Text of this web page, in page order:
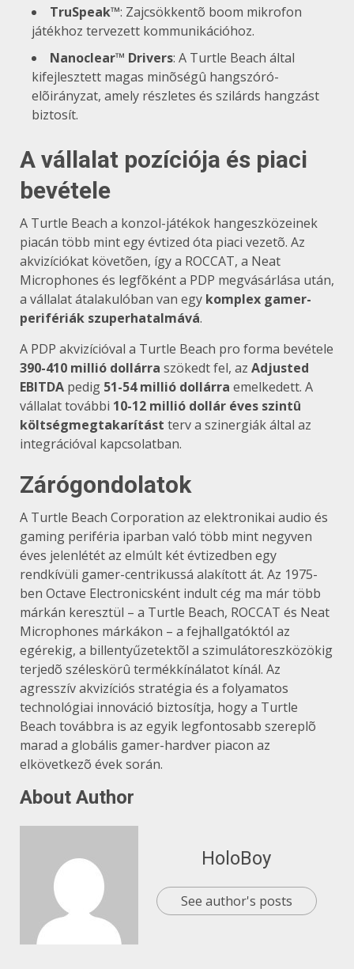
TruSpeak™: Zajcsökkentõ boom mikrofon
játékhoz tervezett kommunikációhoz.
Nanoclear™ Drivers: A Turtle Beach által
kifejlesztett magas minõségû hangszóró-
elõirányzat, amely részletes és szilárds hangzást
biztosít.
A vállalat pozíciója és piaci
bevétele
A Turtle Beach a konzol-játékok hangeszközeinek
piacán több mint egy évtized óta piaci vezetõ. Az
akvizíciókat követõen, így a ROCCAT, a Neat
Microphones és legfõként a PDP megvásárlása után,
a vállalat átalakulóban van egy komplex gamer-
perifériák szuperhatalmává.
A PDP akvizícióval a Turtle Beach pro forma bevétele
390-410 millió dollárra szökedt fel, az Adjusted
EBITDA pedig 51-54 millió dollárra emelkedett. A
vállalat további 10-12 millió dollár éves szintû
költségmegtakarítást terv a szinergiák által az
integrációval kapcsolatban.
Zárógondolatok
A Turtle Beach Corporation az elektronikai audio és
gaming periféria iparban való több mint negyven
éves jelenlétét az elmúlt két évtizedben egy
rendkívüli gamer-centrikussá alakított át. Az 1975-
ben Octave Electronicsként indult cég ma már több
márkán keresztül – a Turtle Beach, ROCCAT és Neat
Microphones márkákon – a fejhallgatóktól az
egérekig, a billentyűzetektõl a szimulátoreszközökig
terjedõ széleskörû termékkínálatot kínál. Az
agresszív akvizíciós stratégia és a folyamatos
technológiai innováció biztosítja, hogy a Turtle
Beach továbbra is az egyik legfontosabb szereplõ
marad a globális gamer-hardver piacon az
elkövetkezõ évek során.
About Author
HoloBoy
See author's posts